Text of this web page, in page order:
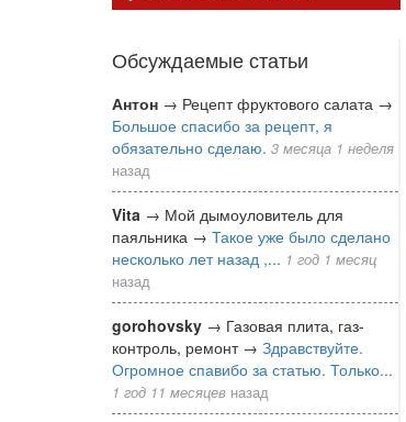
Обсуждаемые статьи
Антон → Рецепт фруктового салата →
Большое спасибо за рецепт, я
обязательно сделаю. 3 месяца 1 неделя
назад
Vita → Мой дымоуловитель для
паяльника → Такое уже было сделано
несколько лет назад ,... 1 год 1 месяц
назад
gorohovsky → Газовая плита, газ-
контроль, ремонт → Здравствуйте.
Огромное спавибо за статью. Только...
1 год 11 месяцев назад